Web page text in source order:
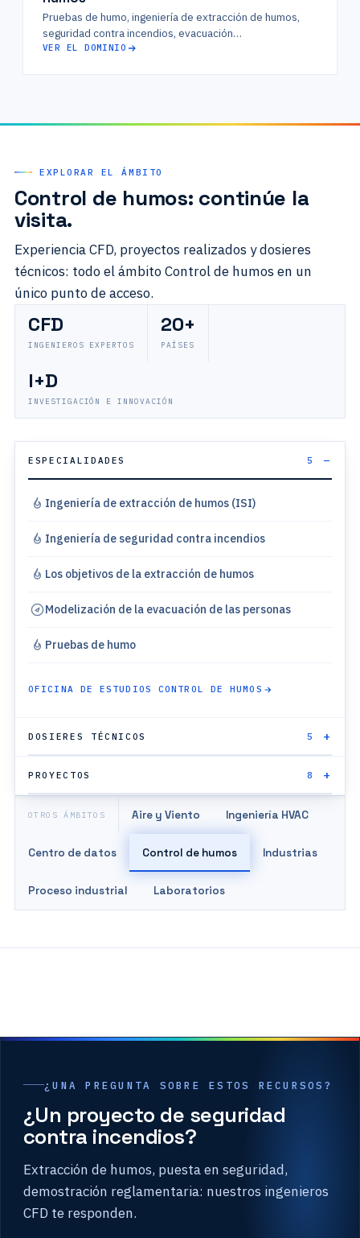
Pruebas de humo, ingeniería de extracción de humos,
seguridad contra incendios, evacuación…
VER EL DOMINIO
EXPLORAR EL ÁMBITO
Control de humos: continúe la
visita.
Experiencia CFD, proyectos realizados y dosieres
técnicos: todo el ámbito Control de humos en un
único punto de acceso.
CFD
INGENIEROS EXPERTOS
20+
PAÍSES
I+D
INVESTIGACIÓN E INNOVACIÓN
ESPECIALIDADES 5
Ingeniería de extracción de humos (ISI)
Ingeniería de seguridad contra incendios
Los objetivos de la extracción de humos
Modelización de la evacuación de las personas
Pruebas de humo
OFICINA DE ESTUDIOS CONTROL DE HUMOS
DOSIERES TÉCNICOS 5
PROYECTOS 8
OTROS ÁMBITOS Aire y Viento Ingeniería HVAC
Centro de datos Control de humos Industrias
Proceso industrial Laboratorios
¿UNA PREGUNTA SOBRE ESTOS RECURSOS?
¿Un proyecto de seguridad
contra incendios?
Extracción de humos, puesta en seguridad,
demostración reglamentaria: nuestros ingenieros
CFD te responden.